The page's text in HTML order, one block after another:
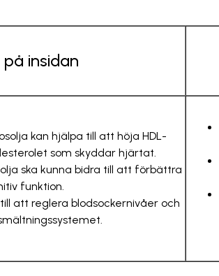
på insidan
kan hjälpa till att höja HDL-
som skyddar hjärtat.
ska kunna bidra till att förbättra
funktion.
att reglera blodsockernivåer och